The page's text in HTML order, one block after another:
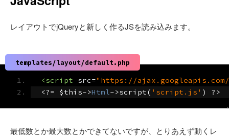
レイアウトでjQueryと新しく作るJSを読み込みます。
templates/layout/default.php
<script src="https://
<?= $this->Html->script( 'script.js' ) ?>
最低数とか最大数とかできてないですが、とりあえず動くレ